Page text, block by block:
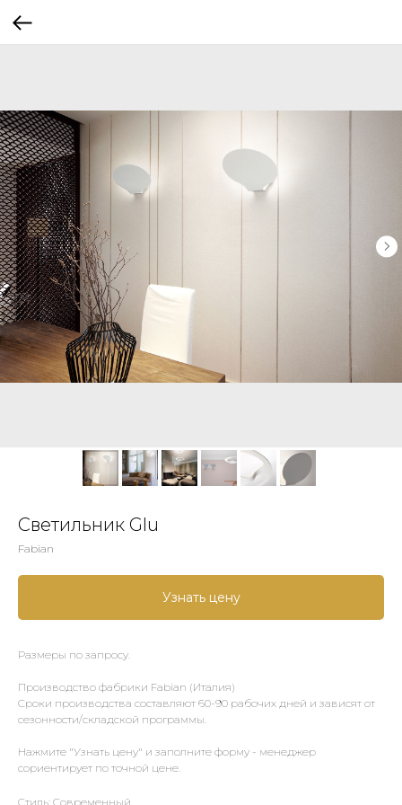
Светильник Glu
Fabian
Узнать цену
Размеры по запросу.
Производство фабрики Fabian (Италия)
Сроки производства составляют 60-90 рабочих дней и зависят от
сезонности/складской программы.
Нажмите "Узнать цену" и заполните форму - менеджер
сориентирует по точной цене.
Стиль: Современный